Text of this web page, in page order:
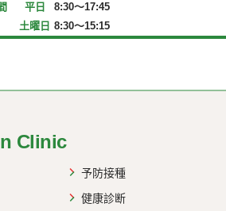
平日
8:30～17:45
土曜日 8:30～15:15
Clinic
予防接種
健康診断